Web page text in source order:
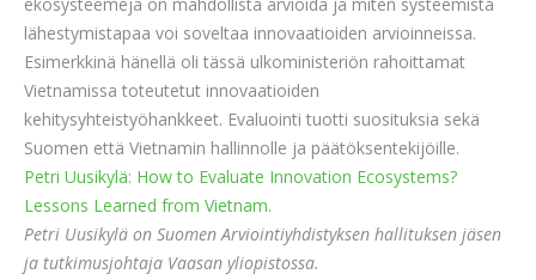
lähestymistapaa voi soveltaa innovaatioiden arvioinneissa.
Esimerkkinä hänellä oli tässä ulkoministeriön rahoittamat
Vietnamissa toteutetut innovaatioiden
kehitysyhteistyöhankkeet. Evaluointi tuotti suosituksia sekä
Suomen että Vietnamin hallinnolle ja päätöksentekijöille.
Petri Uusikylä: How to Evaluate Innovation Ecosystems?
Lessons Learned from Vietnam.
Petri Uusikylä on Suomen Arviointiyhdistyksen hallituksen jäsen
ja tutkimusjohtaja Vaasan yliopistossa.